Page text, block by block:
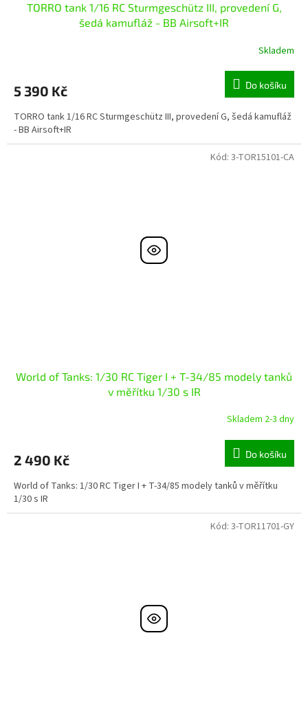
TORRO tank 1/16 RC Sturmgeschütz III, provedení G,
šedá kamufláž - BB Airsoft+IR
Skladem
5 390 Kč Do košíku
TORRO tank 1/16 RC Sturmgeschütz III, provedení G, šedá kamufláž
- BB Airsoft+IR
World of Tanks: 1/30 RC Tiger I + T-34/85 modely tanků
v měřítku 1/30 s IR
Skladem 2-3 dny
2 490 Kč Do košíku
World of Tanks: 1/30 RC Tiger I + T-34/85 modely tanků v měřítku
1/30 s IR
Kód: 3-TOR15101-CA
Kód: 3-TOR11701-GY